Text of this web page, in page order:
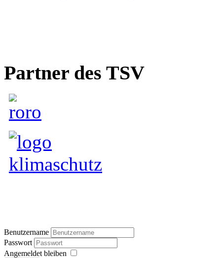
Partner des TSV
Benutzername
Passwort
Angemeldet bleiben